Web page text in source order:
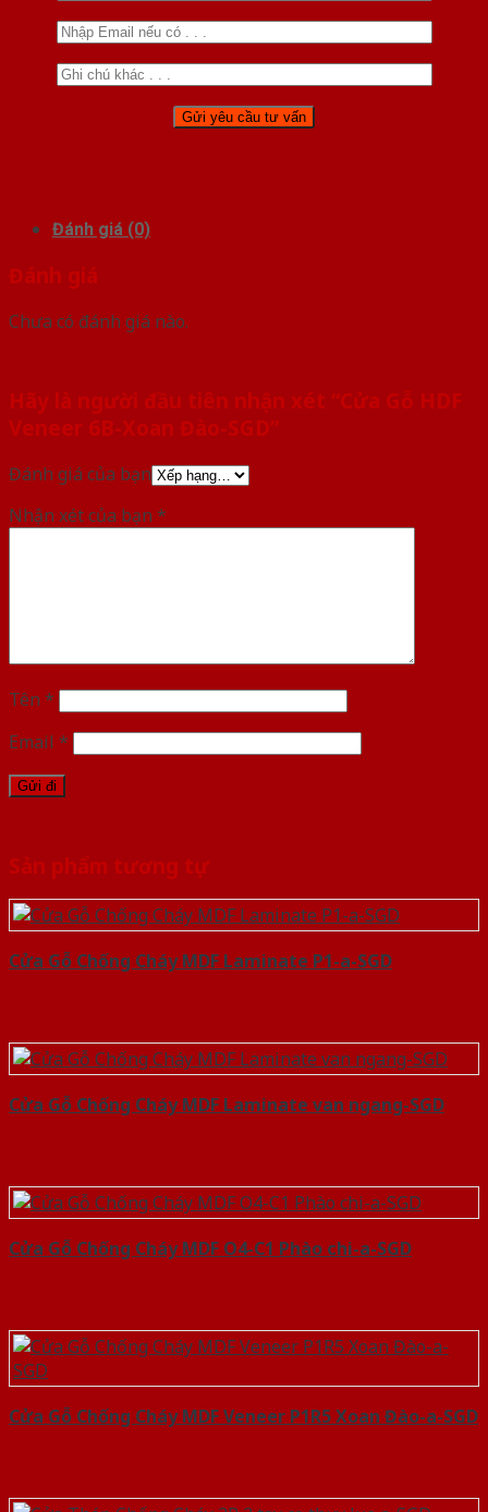
Đánh giá (0)
Đánh giá
Chưa có đánh giá nào.
Hãy là người đầu tiên nhận xét “Cửa Gỗ HDF
Veneer 6B-Xoan Đào-SGD”
Đánh giá của bạn
Nhận xét của bạn *
Tên *
Email *
Sản phẩm tương tự
Cửa Gỗ Chống Cháy MDF Laminate P1-a-SGD
Cửa Gỗ Chống Cháy MDF Laminate van ngang-SGD
Cửa Gỗ Chống Cháy MDF O4-C1 Phào chi-a-SGD
Cửa Gỗ Chống Cháy MDF Veneer P1R5 Xoan Đào-a-SGD